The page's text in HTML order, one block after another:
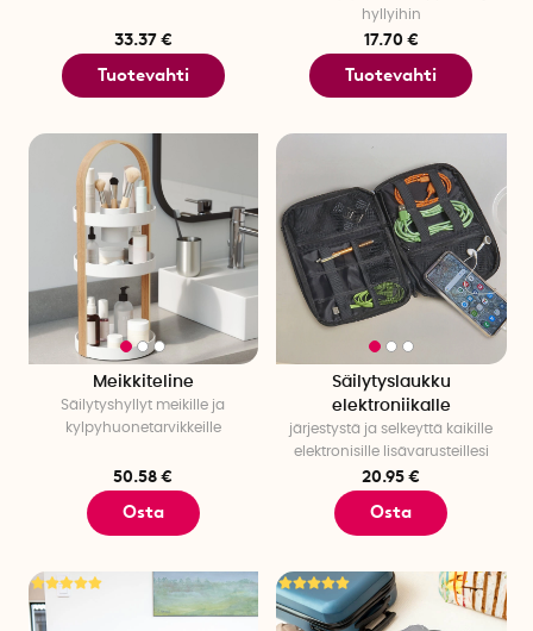
33.37 €
Tuotevahti
hyllyihin
17.70 €
Tuotevahti
Meikkiteline
Säilytyshyllyt meikille ja
kylpyhuonetarvikkeille
50.58 €
Osta
Säilytyslaukku
elektroniikalle
järjestystä ja selkeyttä kaikille
elektronisille lisävarusteillesi
20.95 €
Osta